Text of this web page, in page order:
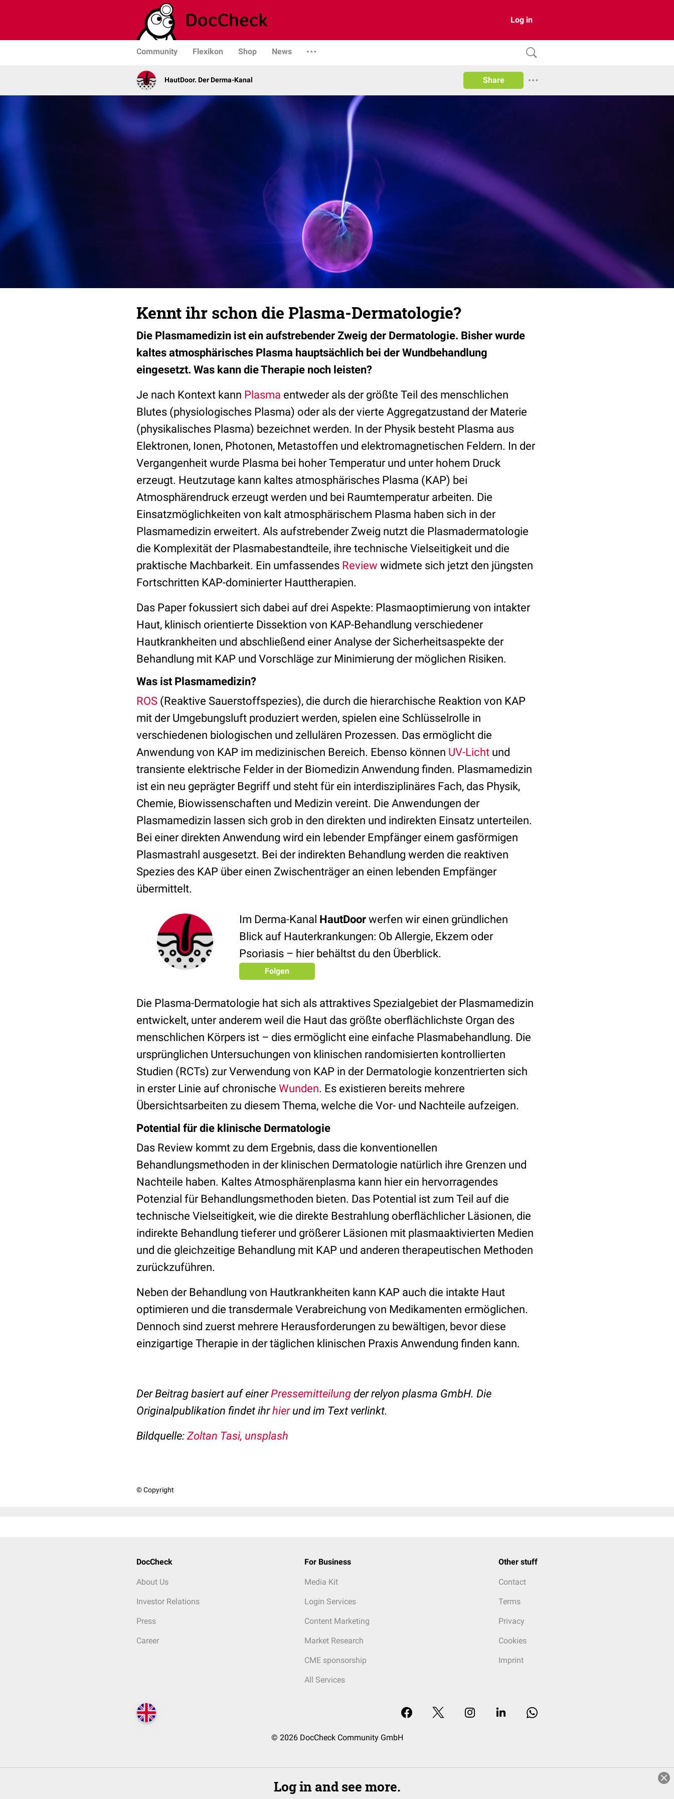
Log in
Community Flexikon Shop News
HautDoor. Der Derma-Kanal Share
Kennt ihr schon die Plasma-Dermatologie?
Die Plasmamedizin ist ein aufstrebender Zweig der Dermatologie. Bisher wurde
kaltes atmosphärisches Plasma hauptsächlich bei der Wundbehandlung
eingesetzt. Was kann die Therapie noch leisten?
Je nach Kontext kann Plasma entweder als der größte Teil des menschlichen
Blutes (physiologisches Plasma) oder als der vierte Aggregatzustand der Materie
(physikalisches Plasma) bezeichnet werden. In der Physik besteht Plasma aus
Elektronen, Ionen, Photonen, Metastoffen und elektromagnetischen Feldern. In der
Vergangenheit wurde Plasma bei hoher Temperatur und unter hohem Druck
erzeugt. Heutzutage kann kaltes atmosphärisches Plasma (KAP) bei
Atmosphärendruck erzeugt werden und bei Raumtemperatur arbeiten. Die
Einsatzmöglichkeiten von kalt atmosphärischem Plasma haben sich in der
Plasmamedizin erweitert. Als aufstrebender Zweig nutzt die Plasmadermatologie
die Komplexität der Plasmabestandteile, ihre technische Vielseitigkeit und die
praktische Machbarkeit. Ein umfassendes Review widmete sich jetzt den jüngsten
Fortschritten KAP-dominierter Hauttherapien.
Das Paper fokussiert sich dabei auf drei Aspekte: Plasmaoptimierung von intakter
Haut, klinisch orientierte Dissektion von KAP-Behandlung verschiedener
Hautkrankheiten und abschließend einer Analyse der Sicherheitsaspekte der
Behandlung mit KAP und Vorschläge zur Minimierung der möglichen Risiken.
Was ist Plasmamedizin?
ROS (Reaktive Sauerstoffspezies), die durch die hierarchische Reaktion von KAP
mit der Umgebungsluft produziert werden, spielen eine Schlüsselrolle in
verschiedenen biologischen und zellulären Prozessen. Das ermöglicht die
Anwendung von KAP im medizinischen Bereich. Ebenso können UV-Licht und
transiente elektrische Felder in der Biomedizin Anwendung finden. Plasmamedizin
ist ein neu geprägter Begriff und steht für ein interdisziplinäres Fach, das Physik,
Chemie, Biowissenschaften und Medizin vereint. Die Anwendungen der
Plasmamedizin lassen sich grob in den direkten und indirekten Einsatz unterteilen.
Bei einer direkten Anwendung wird ein lebender Empfänger einem gasförmigen
Plasmastrahl ausgesetzt. Bei der indirekten Behandlung werden die reaktiven
Spezies des KAP über einen Zwischenträger an einen lebenden Empfänger
übermittelt.
Im Derma-Kanal HautDoor werfen wir einen gründlichen
Blick auf Hauterkrankungen: Ob Allergie, Ekzem oder
Psoriasis – hier behältst du den Überblick.
Folgen
Die Plasma-Dermatologie hat sich als attraktives Spezialgebiet der Plasmamedizin
entwickelt, unter anderem weil die Haut das größte oberflächlichste Organ des
menschlichen Körpers ist – dies ermöglicht eine einfache Plasmabehandlung. Die
ursprünglichen Untersuchungen von klinischen randomisierten kontrollierten
Studien (RCTs) zur Verwendung von KAP in der Dermatologie konzentrierten sich
in erster Linie auf chronische Wunden. Es existieren bereits mehrere
Übersichtsarbeiten zu diesem Thema, welche die Vor- und Nachteile aufzeigen.
Potential für die klinische Dermatologie
Das Review kommt zu dem Ergebnis, dass die konventionellen
Behandlungsmethoden in der klinischen Dermatologie natürlich ihre Grenzen und
Nachteile haben. Kaltes Atmosphärenplasma kann hier ein hervorragendes
Potenzial für Behandlungsmethoden bieten. Das Potential ist zum Teil auf die
technische Vielseitigkeit, wie die direkte Bestrahlung oberflächlicher Läsionen, die
indirekte Behandlung tieferer und größerer Läsionen mit plasmaaktivierten Medien
und die gleichzeitige Behandlung mit KAP und anderen therapeutischen Methoden
zurückzuführen.
Neben der Behandlung von Hautkrankheiten kann KAP auch die intakte Haut
optimieren und die transdermale Verabreichung von Medikamenten ermöglichen.
Dennoch sind zuerst mehrere Herausforderungen zu bewältigen, bevor diese
einzigartige Therapie in der täglichen klinischen Praxis Anwendung finden kann.
Der Beitrag basiert auf einerPressemitteilung der relyon plasma GmbH. Die
Originalpublikation findet ihrhierund im Text verlinkt.
Bildquelle:Zoltan Tasi, unsplash
© Copyright
DocCheck
About Us
Investor Relations
Press
Career
For Business
Media Kit
Login Services
Content Marketing
Market Research
CME sponsorship
All Services
Other stuff
Contact
Terms
Privacy
Cookies
Imprint
© 2026 DocCheck Community GmbH
Log in and see more.